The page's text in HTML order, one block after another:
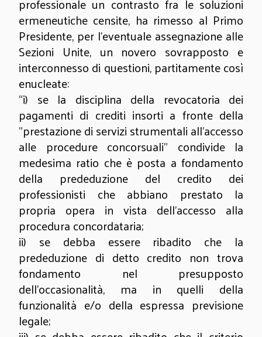
ermeneutiche censite, ha rimesso al Primo
Presidente, per l’eventuale assegnazione alle
Sezioni Unite, un novero sovrapposto e
interconnesso di questioni, partitamente così
enucleate:
“i) se la disciplina della revocatoria dei
pagamenti di crediti insorti a fronte della
"prestazione di servizi strumentali all'accesso
alle procedure concorsuali" condivide la
medesima ratio che è posta a fondamento
della prededuzione del credito dei
professionisti che abbiano prestato la
propria opera in vista dell'accesso alla
procedura concordataria;
ii) se debba essere ribadito che la
prededuzione di detto credito non trova
fondamento nel presupposto
dell'occasionalità, ma in quelli della
funzionalità e/o della espressa previsione
legale;